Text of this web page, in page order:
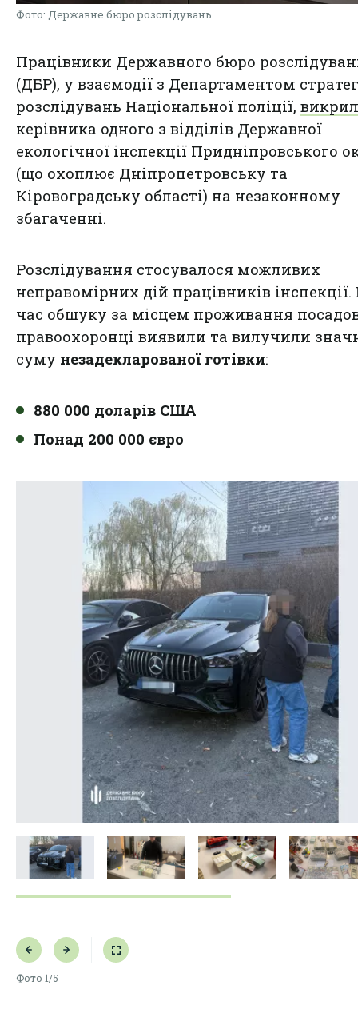
Фото: Державне бюро розслідувань
Працівники Державного бюро
(ДБР), у взаємодії з Департаментом
розслідувань Національної поліції,
керівника одного з відділів Державної
екологічної інспекції Придніпровського
(що охоплює Дніпропетровську та
Кіровоградську області) на незаконному
збагаченні.
Розслідування стосувалося можливих
неправомірних дій працівників інспекції.
час обшуку за місцем проживання
правоохоронці виявили та вилучили
суму незадекларованої готівки:
880 000 доларів США
Понад 200 000 євро
Фото 1/5